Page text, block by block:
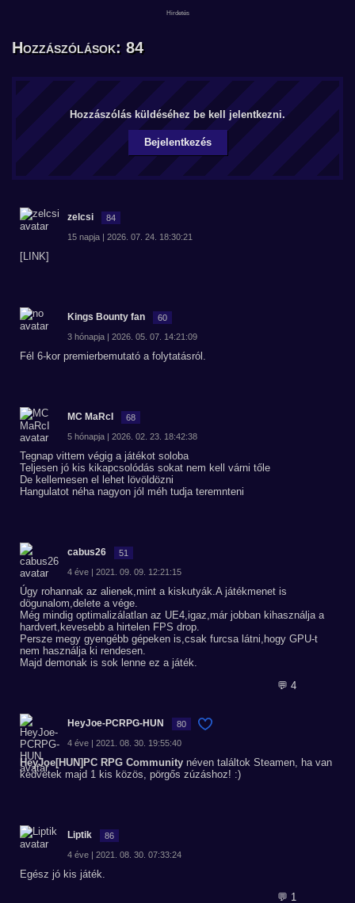
Hozzászólások: 84
Hozzászólás küldéséhez be kell jelentkezni.
Bejelentkezés
zelcsi 84
15 napja | 2026. 07. 24. 18:30:21
[LINK]
Kings Bounty fan 60
3 hónapja | 2026. 05. 07. 14:21:09
Fél 6-kor premierbemutató a folytatásról.
MC MaRcI 68
5 hónapja | 2026. 02. 23. 18:42:38
Tegnap vittem végig a játékot soloba
Teljesen jó kis kikapcsolódás sokat nem kell várni tőle
De kellemesen el lehet lövöldözni
Hangulatot néha nagyon jól méh tudja teremnteni
cabus26 51
4 éve | 2021. 09. 09. 12:21:15
Úgy rohannak az alienek,mint a kiskutyák.A játékmenet is
dögunalom,delete a vége.
Még mindig optimalizálatlan az UE4,igaz,már jobban kihasználja a
hardvert,kevesebb a hirtelen FPS drop.
Persze megy gyengébb gépeken is,csak furcsa látni,hogy GPU-t
nem használja ki rendesen.
Majd demonak is sok lenne ez a játék.
💬 4
HeyJoe-PCRPG-HUN 80
4 éve | 2021. 08. 30. 19:55:40
HeyJoe[HUN]PC RPG Community néven találtok Steamen, ha van
kedvetek majd 1 kis közös, pörgős zúzáshoz! :)
Liptik 86
4 éve | 2021. 08. 30. 07:33:24
Egész jó kis játék.
💬 1